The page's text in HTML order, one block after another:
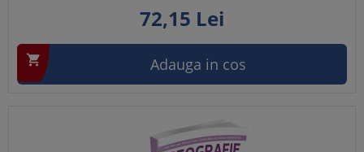
72,15 Lei
 Adauga in cos